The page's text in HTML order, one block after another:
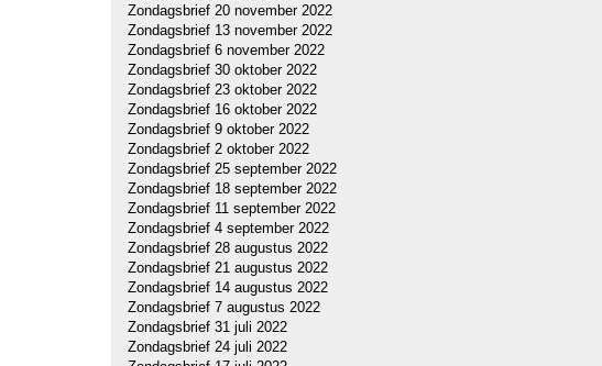
Zondagsbrief 20 november 2022
Zondagsbrief 13 november 2022
Zondagsbrief 6 november 2022
Zondagsbrief 30 oktober 2022
Zondagsbrief 23 oktober 2022
Zondagsbrief 16 oktober 2022
Zondagsbrief 9 oktober 2022
Zondagsbrief 2 oktober 2022
Zondagsbrief 25 september 2022
Zondagsbrief 18 september 2022
Zondagsbrief 11 september 2022
Zondagsbrief 4 september 2022
Zondagsbrief 28 augustus 2022
Zondagsbrief 21 augustus 2022
Zondagsbrief 14 augustus 2022
Zondagsbrief 7 augustus 2022
Zondagsbrief 31 juli 2022
Zondagsbrief 24 juli 2022